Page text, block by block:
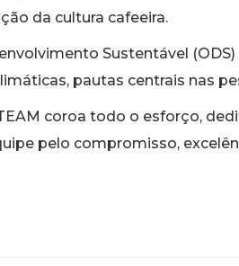
da cultura cafeeira.
Sustentável
pautas centrais nas
coroa todo o esforço,
pelo compromisso,